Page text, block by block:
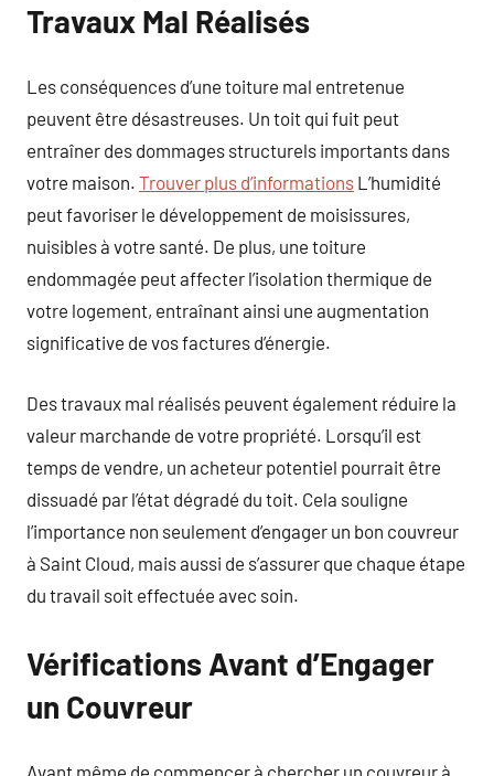
Travaux Mal Réalisés
Les conséquences d’une toiture mal entretenue
peuvent être désastreuses. Un toit qui fuit peut
entraîner des dommages structurels importants dans
votre maison. Trouver plus d’informations L’humidité
peut favoriser le développement de moisissures,
nuisibles à votre santé. De plus, une toiture
endommagée peut affecter l’isolation thermique de
votre logement, entraînant ainsi une augmentation
significative de vos factures d’énergie.
Des travaux mal réalisés peuvent également réduire la
valeur marchande de votre propriété. Lorsqu’il est
temps de vendre, un acheteur potentiel pourrait être
dissuadé par l’état dégradé du toit. Cela souligne
l’importance non seulement d’engager un bon couvreur
à Saint Cloud, mais aussi de s’assurer que chaque étape
du travail soit effectuée avec soin.
Vérifications Avant d’Engager
un Couvreur
Avant même de commencer à chercher un couvreur à